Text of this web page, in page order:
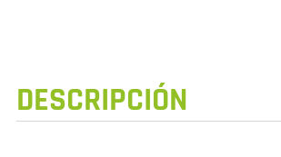
DESCRIPCIÓN